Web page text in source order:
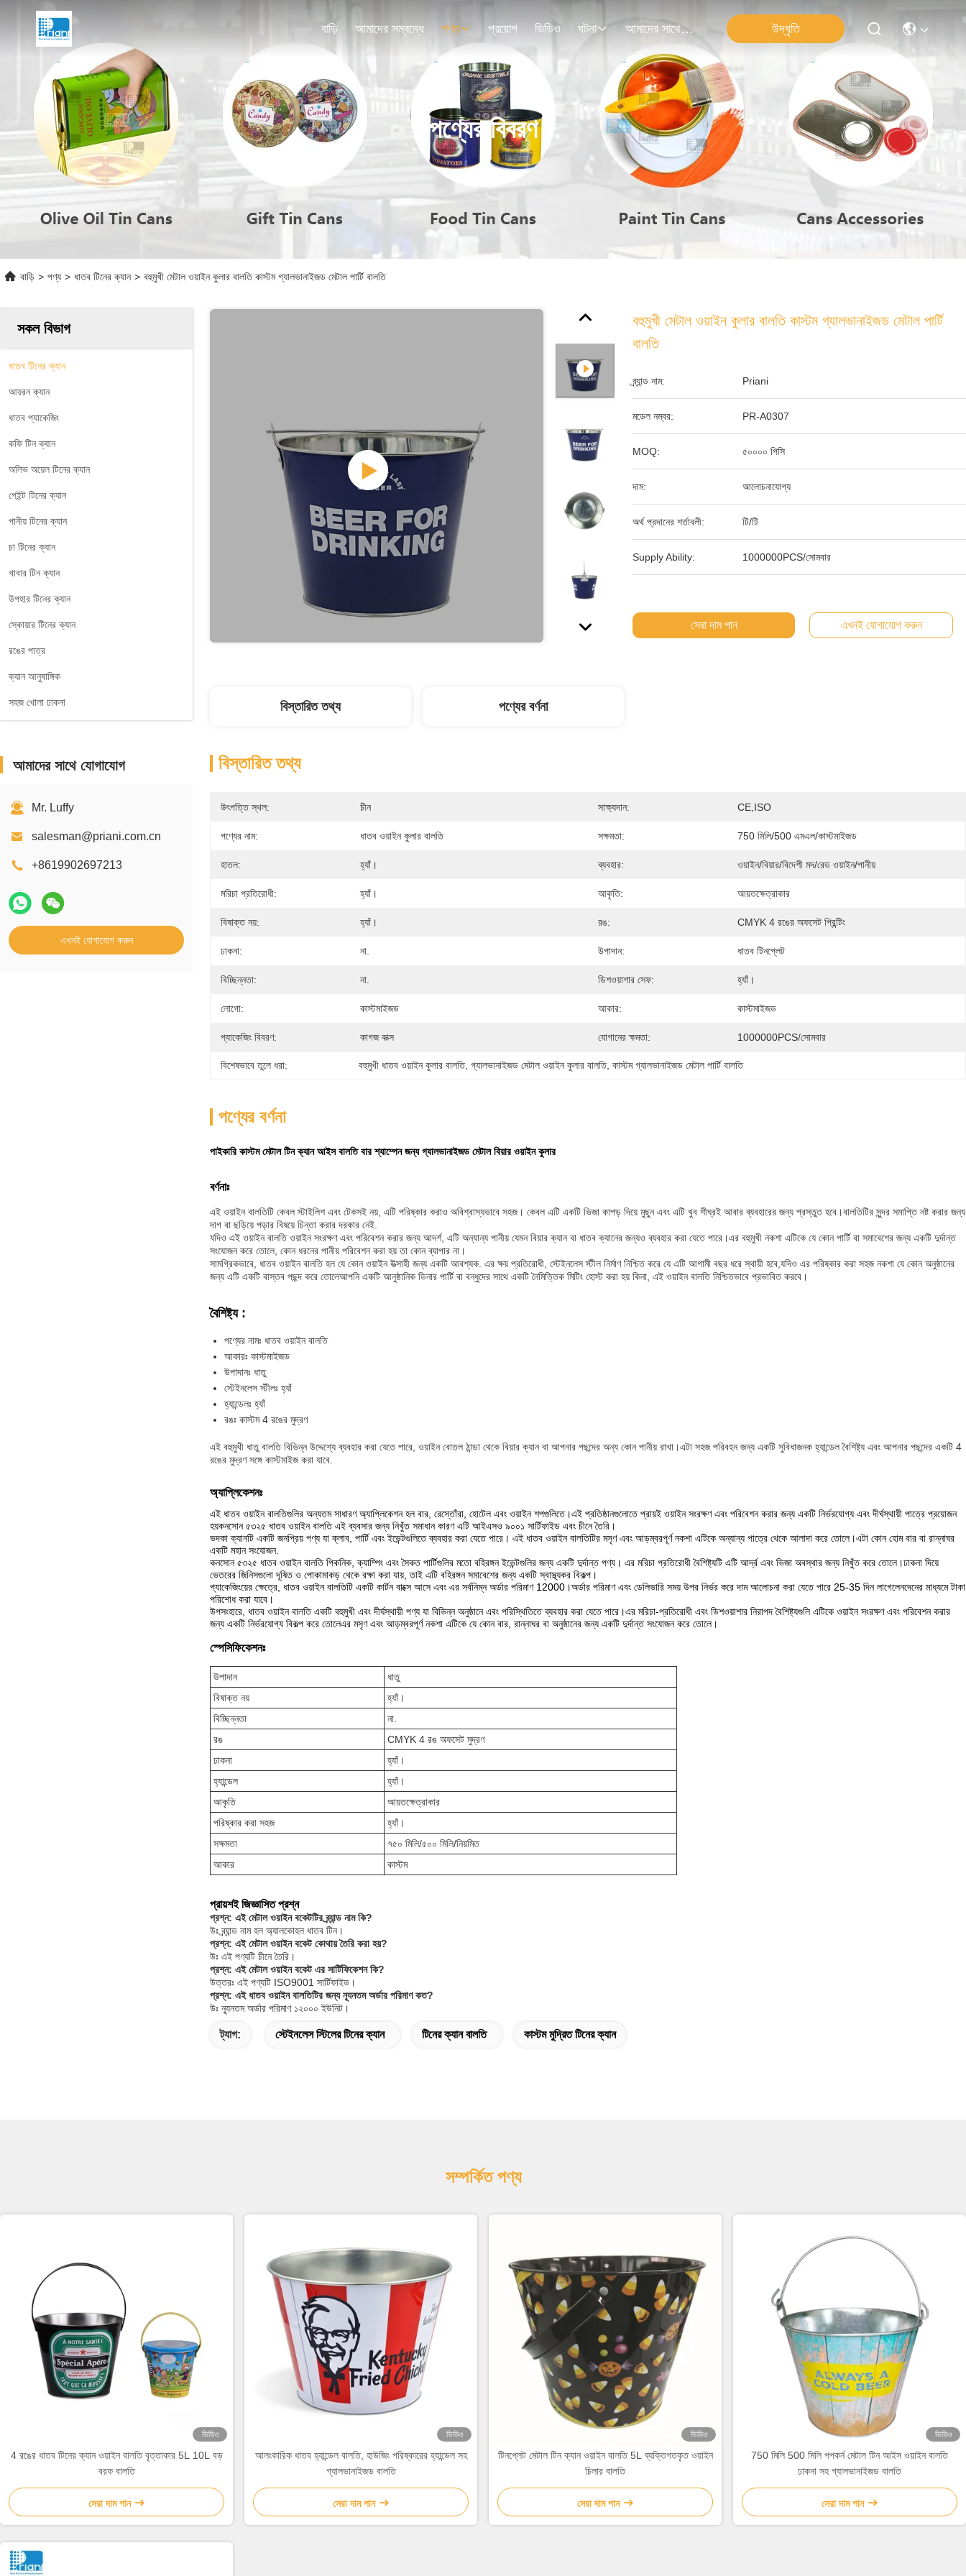
বাড়ি আমাদের সম্বন্ধে পণ্য প্রয়োগ ভিডিও ঘটনা আমাদের সাথে যোগাযোগ উদ্ধৃতি
পণ্যের বিবরণ
বাড়ি > পণ্য > ধাতব টিনের ক্যান > বহুমুখী মেটাল ওয়াইন কুলার বালতি কাস্টম গ্যালভানাইজড মেটাল পার্টি বালতি
সকল বিভাগ
ধাতব টিনের ক্যান
আয়রন ক্যান
ধাতব প্যাকেজিং
কফি টিন ক্যান
অলিভ অয়েল টিনের ক্যান
পেইন্ট টিনের ক্যান
পানীয় টিনের ক্যান
চা টিনের ক্যান
খাবার টিন ক্যান
উপহার টিনের ক্যান
স্কোয়ার টিনের ক্যান
রঙের পাত্র
ক্যান আনুষাঙ্গিক
সহজ খোলা ঢাকনা
আমাদের সাথে যোগাযোগ
Mr. Luffy
salesman@priani.com.cn
+8619902697213
এখনই যোগাযোগ করুন
বহুমুখী মেটাল ওয়াইন কুলার বালতি কাস্টম গ্যালভানাইজড মেটাল পার্টি
বালতি
ব্র্যান্ড নাম: Priani
মডেল নম্বর: PR-A0307
MOQ: ৫০০০০ পিসি
দাম: আলোচনাযোগ্য
অর্থ প্রদানের শর্তাবলী: টি/টি
Supply Ability: 1000000PCS/সোমবার
সেরা দাম পান এখনই যোগাযোগ করুন
বিস্তারিত তথ্য পণ্যের বর্ণনা
বিস্তারিত তথ্য
উৎপত্তি স্থল: চীন সাক্ষ্যদান: CE,ISO
পণ্যের নাম: ধাতব ওয়াইন কুলার বালতি সক্ষমতা: 750 মিলি/500 এমএল/কাস্টমাইজড
হাতল: হ্যাঁ। ব্যবহার: ওয়াইন/বিয়ার/বিদেশী মদ/রেড ওয়াইন/পানীয়
মরিচা প্রতিরোধী: হ্যাঁ। আকৃতি: আয়তক্ষেত্রাকার
বিষাক্ত নয়: হ্যাঁ। রঙ: CMYK 4 রঙের অফসেট প্রিন্টিং
ঢাকনা: না. উপাদান: ধাতব টিনপ্লেট
বিচ্ছিন্নতা: না. ডিশওয়াশার সেফ: হ্যাঁ।
লোগো: কাস্টমাইজড আকার: কাস্টমাইজড
প্যাকেজিং বিবরণ: কাগজ বাক্স যোগানের ক্ষমতা: 1000000PCS/সোমবার
বিশেষভাবে তুলে ধরা: বহুমুখী ধাতব ওয়াইন কুলার বালতি, গ্যালভানাইজড মেটাল ওয়াইন কুলার বালতি, কাস্টম গ্যালভানাইজড মেটাল পার্টি বালতি
পণ্যের বর্ণনা
পাইকারি কাস্টম মেটাল টিন ক্যান আইস বালতি বার শ্যাম্পেন জন্য গ্যালভানাইজড মেটাল বিয়ার ওয়াইন কুলার
বর্ণনাঃ
এই ওয়াইন বালতিটি কেবল স্টাইলিশ এবং টেকসই নয়, এটি পরিষ্কার করাও অবিশ্বাস্যভাবে সহজ। কেবল এটি একটি ভিজা কাপড় দিয়ে মুছুন এবং এটি খুব শীঘ্রই আবার ব্যবহারের জন্য প্রস্তুত হবে।বালতিটির সুন্দর সমাপ্তি নষ্ট করার জন্য
দাগ বা ছড়িয়ে পড়ার বিষয়ে চিন্তা করার দরকার নেই.
যদিও এই ওয়াইন বালতি ওয়াইন সংরক্ষণ এবং পরিবেশন করার জন্য আদর্শ, এটি অন্যান্য পানীয় যেমন বিয়ার ক্যান বা ধাতব ক্যানের জন্যও ব্যবহার করা যেতে পারে।এর বহুমুখী নকশা এটিকে যে কোন পার্টি বা সমাবেশের জন্য একটি দুর্দান্ত
সংযোজন করে তোলে, কোন ধরনের পানীয় পরিবেশন করা হয় তা কোন ব্যাপার না।
সামগ্রিকভাবে, ধাতব ওয়াইন বালতি হল যে কোন ওয়াইন উত্সাহী জন্য একটি আবশ্যক. এর ক্ষয় প্রতিরোধী, স্টেইনলেস স্টীল নির্মাণ নিশ্চিত করে যে এটি আগামী বছর ধরে স্থায়ী হবে,যদিও এর পরিষ্কার করা সহজ নকশা যে কোন অনুষ্ঠানের
জন্য এটি একটি বাস্তব পছন্দ করে তোলেআপনি একটি আনুষ্ঠানিক ডিনার পার্টি বা বন্ধুদের সাথে একটি নৈমিত্তিক মিটিং হোস্ট করা হয় কিনা, এই ওয়াইন বালতি নিশ্চিতভাবে প্রভাবিত করবে।
বৈশিষ্ট্য :
পণ্যের নামঃ ধাতব ওয়াইন বালতি
আকারঃ কাস্টমাইজড
উপাদানঃ ধাতু
স্টেইনলেস স্টীলঃ হ্যাঁ
হ্যান্ডেলঃ হ্যাঁ
রঙঃ কাস্টম 4 রঙের মুদ্রণ
এই বহুমুখী ধাতু বালতি বিভিন্ন উদ্দেশ্যে ব্যবহার করা যেতে পারে, ওয়াইন বোতল ঠান্ডা থেকে বিয়ার ক্যান বা আপনার পছন্দের অন্য কোন পানীয় রাখা।এটা সহজ পরিবহন জন্য একটি সুবিধাজনক হ্যান্ডেল বৈশিষ্ট্য এবং আপনার পছন্দের একটি 4
রঙের মুদ্রণ সঙ্গে কাস্টমাইজ করা যাবে.
অ্যাপ্লিকেশনঃ
এই ধাতব ওয়াইন বালতিগুলির অন্যতম সাধারণ অ্যাপ্লিকেশন হল বার, রেস্তোঁরা, হোটেল এবং ওয়াইন শপগুলিতে।এই প্রতিষ্ঠানগুলোতে প্রায়ই ওয়াইন সংরক্ষণ এবং পরিবেশন করার জন্য একটি নির্ভরযোগ্য এবং দীর্ঘস্থায়ী পাত্রে প্রয়োজন
হয়কনসোন ৫৩২৫ ধাতব ওয়াইন বালতি এই ব্যবসার জন্য নিখুঁত সমাধান কারণ এটি আইএসও ৯০০১ সার্টিফাইড এবং চীনে তৈরি।
ভদকা ক্যানটি একটি জনপ্রিয় পণ্য যা ক্লাব, পার্টি এবং ইভেন্টগুলিতে ব্যবহার করা যেতে পারে। এই ধাতব ওয়াইন বালতিটির মসৃণ এবং আড়ম্বরপূর্ণ নকশা এটিকে অন্যান্য পাত্রে থেকে আলাদা করে তোলে।এটা কোন হোম বার বা রান্নাঘর
একটি মহান সংযোজন.
কনসোন ৫৩২৫ ধাতব ওয়াইন বালতি পিকনিক, ক্যাম্পিং এবং সৈকত পার্টিগুলির মতো বহিরঙ্গন ইভেন্টগুলির জন্য একটি দুর্দান্ত পণ্য। এর মরিচা প্রতিরোধী বৈশিষ্ট্যটি এটি আর্দ্র এবং ভিজা অবস্থার জন্য নিখুঁত করে তোলে।ঢাকনা দিয়ে
ভেতরের জিনিসগুলো দূষিত ও পোকামাকড় থেকে রক্ষা করা যায়, তাই এটি বহিরঙ্গন সমাবেশের জন্য একটি স্বাস্থ্যকর বিকল্প।
প্যাকেজিংয়ের ক্ষেত্রে, ধাতব ওয়াইন বালতিটি একটি কার্টন বাক্সে আসে এবং এর সর্বনিম্ন অর্ডার পরিমাণ 12000।অর্ডার পরিমাণ এবং ডেলিভারি সময় উপর নির্ভর করে দাম আলোচনা করা যেতে পারে 25-35 দিন লাগেলেনদেনের মাধ্যমে টাকা
পরিশোধ করা যাবে।
উপসংহারে, ধাতব ওয়াইন বালতি একটি বহুমুখী এবং দীর্ঘস্থায়ী পণ্য যা বিভিন্ন অনুষ্ঠানে এবং পরিস্থিতিতে ব্যবহার করা যেতে পারে।এর মরিচা-প্রতিরোধী এবং ডিশওয়াশার নিরাপদ বৈশিষ্ট্যগুলি এটিকে ওয়াইন সংরক্ষণ এবং পরিবেশন করার
জন্য একটি নির্ভরযোগ্য বিকল্প করে তোলেএর মসৃণ এবং আড়ম্বরপূর্ণ নকশা এটিকে যে কোন বার, রান্নাঘর বা অনুষ্ঠানের জন্য একটি দুর্দান্ত সংযোজন করে তোলে।
স্পেসিফিকেশনঃ
উপাদান
ধাতু
বিষাক্ত নয়
হ্যাঁ।
বিচ্ছিন্নতা
না.
রঙ
CMYK 4 রঙ অফসেট মুদ্রণ
ঢাকনা
হ্যাঁ।
হ্যান্ডেল
হ্যাঁ।
আকৃতি
আয়তক্ষেত্রাকার
পরিষ্কার করা সহজ
হ্যাঁ।
সক্ষমতা
৭৫০ মিলি/৫০০ মিলি/নিয়মিত
আকার
কাস্টম
প্রায়শই জিজ্ঞাসিত প্রশ্ন
প্রশ্ন: এই মেটাল ওয়াইন বকেটটির ব্র্যান্ড নাম কি?
উঃ ব্র্যান্ড নাম হল অ্যালকোহল ধাতব টিন।
প্রশ্ন: এই মেটাল ওয়াইন বকেট কোথায় তৈরি করা হয়?
উঃ এই পণ্যটি চীনে তৈরি।
প্রশ্ন: এই মেটাল ওয়াইন বকেট এর সার্টিফিকেশন কি?
উত্তরঃ এই পণ্যটি ISO9001 সার্টিফাইড।
প্রশ্ন: এই ধাতব ওয়াইন বালতিটির জন্য ন্যূনতম অর্ডার পরিমাণ কত?
উঃ ন্যূনতম অর্ডার পরিমাণ ১২০০০ ইউনিট।
ট্যাগ: স্টেইনলেস স্টিলের টিনের ক্যান টিনের ক্যান বালতি কাস্টম মুদ্রিত টিনের ক্যান
সম্পর্কিত পণ্য
ভিডিও
4 রঙের ধাতব টিনের ক্যান ওয়াইন বালতি বৃত্তাকার 5L 10L বড়
বরফ বালতি
সেরা দাম পান
ভিডিও
আলংকারিক ধাতব হ্যান্ডেল বালতি, হাউজিং পরিষ্কারের হ্যান্ডেল সহ
গ্যালভানাইজড বালতি
সেরা দাম পান
ভিডিও
টিনপ্লেট মেটাল টিন ক্যান ওয়াইন বালতি 5L ব্যক্তিগতকৃত ওয়াইন
চিলার বালতি
সেরা দাম পান
ভিডিও
750 মিলি 500 মিলি পপকর্ন মেটাল টিন আইস ওয়াইন বালতি
ঢাকনা সহ গ্যালভানাইজড বালতি
সেরা দাম পান